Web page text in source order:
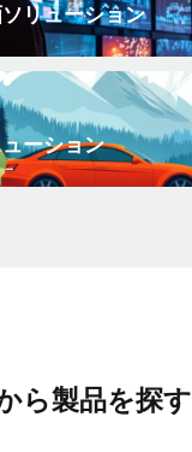
リューション
ーション
ら製品を探す